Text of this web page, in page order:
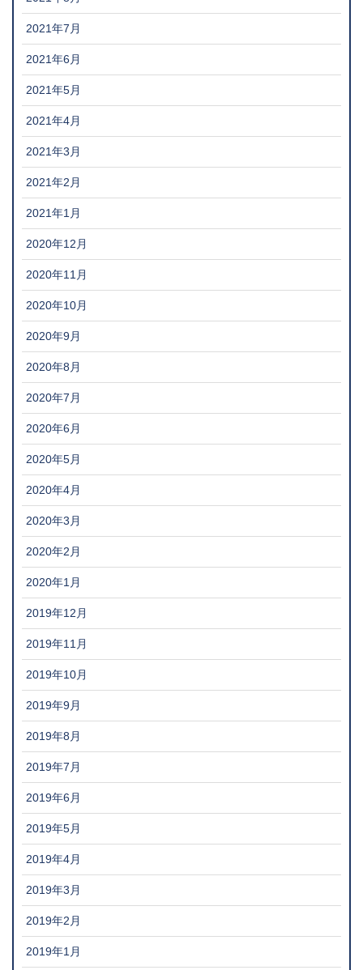
2021年7月
2021年6月
2021年5月
2021年4月
2021年3月
2021年2月
2021年1月
2020年12月
2020年11月
2020年10月
2020年9月
2020年8月
2020年7月
2020年6月
2020年5月
2020年4月
2020年3月
2020年2月
2020年1月
2019年12月
2019年11月
2019年10月
2019年9月
2019年8月
2019年7月
2019年6月
2019年5月
2019年4月
2019年3月
2019年2月
2019年1月